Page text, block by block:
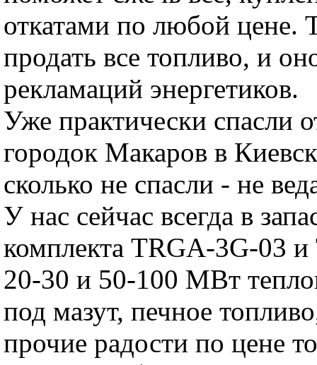
откатами по любой цене.
продать все топливо, и
рекламаций энергетиков.
Уже практически спасли
городок Макаров в
сколько не спасли - не
У нас сейчас всегда в
комплекта TRGA-3G-03
20-30 и 50-100 МВт
под мазут, печное
прочие радости по цене